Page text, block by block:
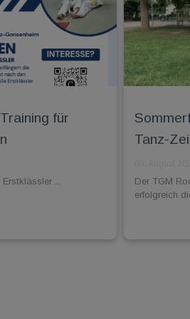
für
...
Tanz-
Der TGM
erfolgreich